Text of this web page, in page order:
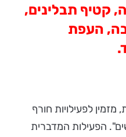
קטיף תבלינים,
העפת
לפעילויות חורף
הפעילות המדברית